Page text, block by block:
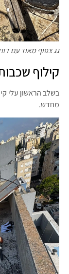
גג צפוף מאוד עם
קילוף
בשלב הראשון עלי
מחדש.